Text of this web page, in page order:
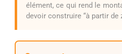
élément, ce qui rend le
devoir construire “à partir de